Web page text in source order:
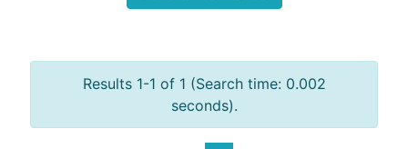
Results 1-1 of 1 (Search time: 0.002
seconds).